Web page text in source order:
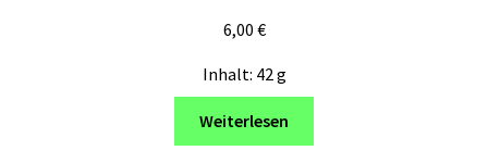
6,00 €
Inhalt: 42g
Weiterlesen